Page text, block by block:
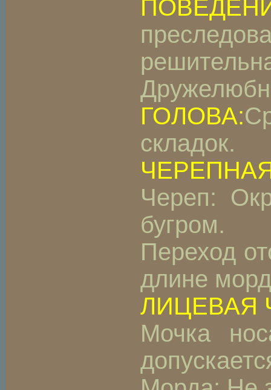
ГОЛОВА:
складок.
Череп:
бугром.
Переход
длине
ЛИЦЕВАЯ
Мочка